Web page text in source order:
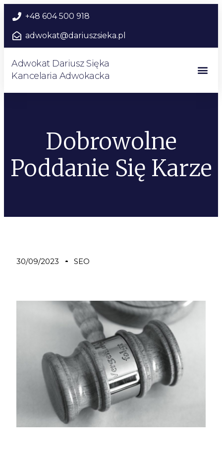
+48 604 500 918
adwokat@dariuszsieka.pl
Adwokat Dariusz Sięka
Kancelaria Adwokacka
Dobrowolne
Poddanie Się Karze
30/09/2023 SEO